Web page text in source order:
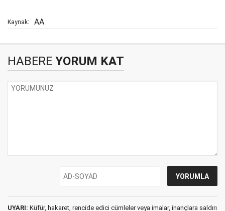
Kaynak: AA
HABERE YORUM KAT
UYARI: Küfür, hakaret, rencide edici cümleler veya imalar, inançlara saldırı